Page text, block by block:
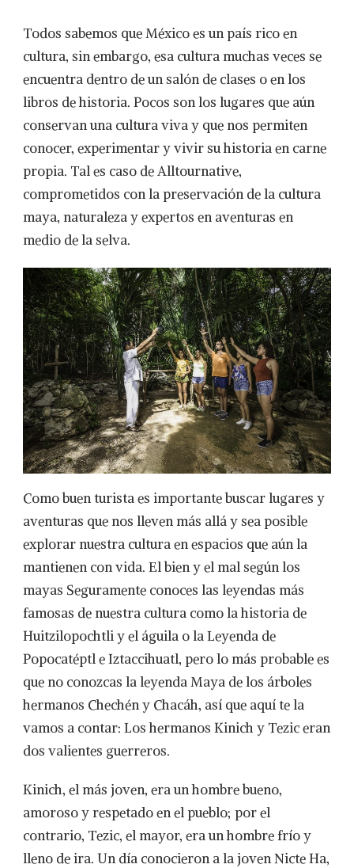
MAYA
BIEN
Y
MAL:
CHECHÉN
CHACÁH
Todos sabemos que México es un país rico en
cultura, sin embargo, esa cultura muchas veces se
encuentra dentro de un salón de clases o en los
libros de historia. Pocos son los lugares que aún
conservan una cultura viva y que nos permiten
conocer, experimentar y vivir su historia en carne
propia. Tal es caso de Alltournative,
comprometidos con la preservación de la cultura
maya, naturaleza y expertos en aventuras en
medio de la selva.
Como buen turista es importante buscar lugares y
aventuras que nos lleven más allá y sea posible
explorar nuestra cultura en espacios que aún la
mantienen con vida. El bien y el mal según los
mayas Seguramente conoces las leyendas más
famosas de nuestra cultura como la historia de
Huitzilopochtli y el águila o la Leyenda de
Popocatéptl e Iztaccihuatl, pero lo más probable es
que no conozcas la leyenda Maya de los árboles
hermanos Chechén y Chacáh, así que aquí te la
vamos a contar: Los hermanos Kinich y Tezic eran
dos valientes guerreros.
Kinich, el más joven, era un hombre bueno,
amoroso y respetado en el pueblo; por el
contrario, Tezic, el mayor, era un hombre frío y
lleno de ira. Un día conocieron a la joven Nicte Ha,